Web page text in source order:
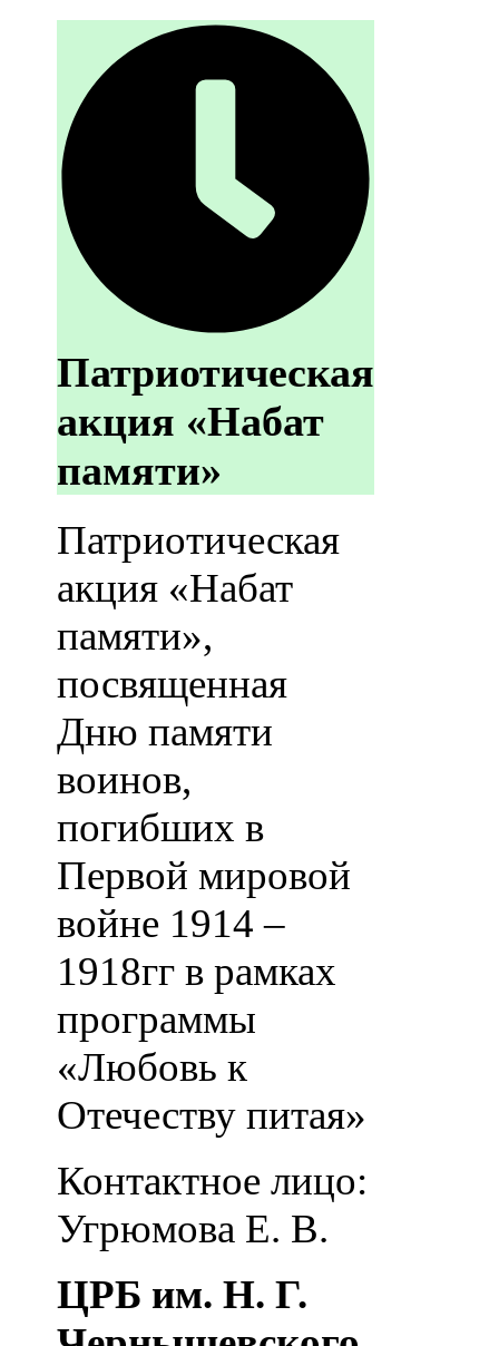
Патриотическая
акция «Набат
памяти»
Патриотическая
акция «Набат
памяти»,
посвященная
Дню памяти
воинов,
погибших в
Первой мировой
войне 1914 –
1918гг в рамках
программы
«Любовь к
Отечеству питая»
Контактное лицо:
Угрюмова Е. В.
ЦРБ им. Н. Г.